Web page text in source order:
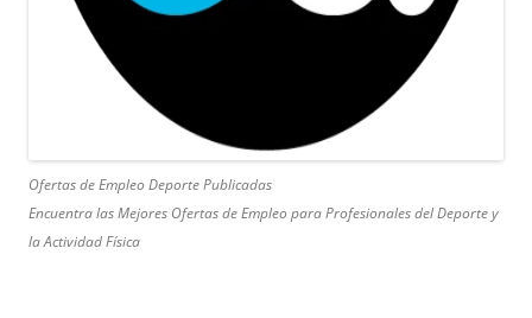
Ofertas de Empleo Deporte Publicadas
Encuentra las Mejores Ofertas de Empleo para Profesionales del Deporte y
la Actividad Física